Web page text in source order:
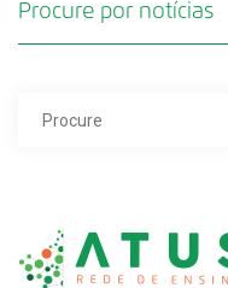
Procure por notícias